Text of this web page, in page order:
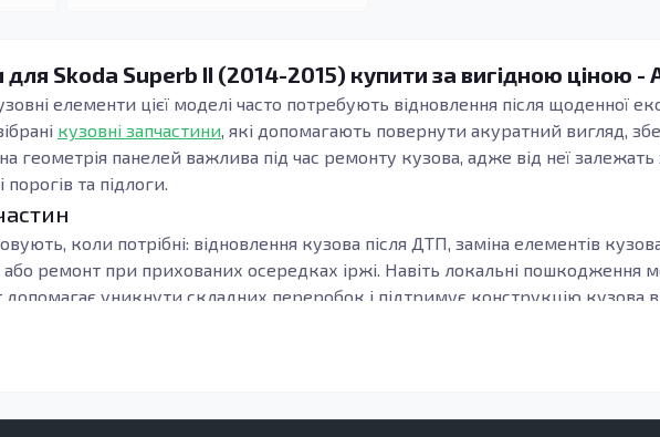
для Skoda Superb II (2014-2015) купити за вигідною ціною -
елементи цієї моделі часто потребують відновлення після щоденної
кузовні запчастини, які допомагають повернути акуратний вигляд,
геометрія панелей важлива під час ремонту кузова, адже від неї
порогів та підлоги.
коли потрібні: відновлення кузова після ДТП, заміна елементів
або ремонт при прихованих осередках іржі. Навіть локальні
уникнути складних переробок і підтримує конструкцію кузова в
на тип кузова, модифікацію та місце встановлення елемента. Важливо,